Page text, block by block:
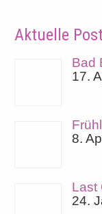
Aktuelle
Bad
17.
8.
Last
24.